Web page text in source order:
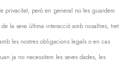
privacitat, però en general no les guardem
la seva última interacció amb nosaltres, tret
les nostres obligacions legals o en cas
ja no necessitem les seves dades, les